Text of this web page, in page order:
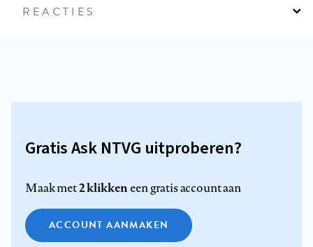
REACTIES
Gratis Ask NTVG uitproberen?
Maak met2 klikkeneen gratis account aan
ACCOUNT AANMAKEN